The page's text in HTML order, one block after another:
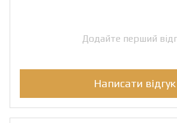
Додайте перший
Написати відгук